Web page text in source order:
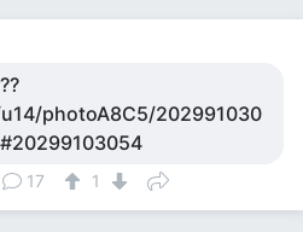
photoA8C5/202991030
17 1